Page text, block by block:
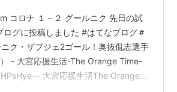
コロナ １－２ グールニク 先日の試
ログに投稿しました #はてなブログ＃
ク・ザブジェ2ゴール！奥抜侃志選手
- 大宮応援生活-The Orange Time-
大宮応援生活The Orange